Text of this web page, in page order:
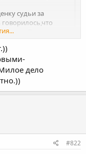
судьи за
Там
в сторону и
Ибрагима
по подсказкам
к центру
следить и
бы
никто не
дело
#822